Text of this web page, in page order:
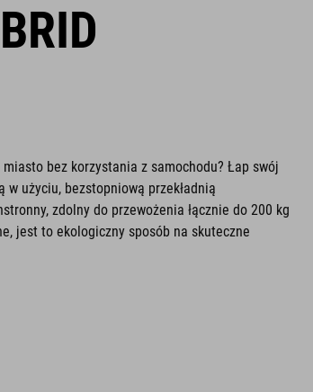
bez korzystania z samochodu? Łap swój
w użyciu, bezstopniową przekładnią
zdolny do przewożenia łącznie do 200 kg
jest to ekologiczny sposób na skuteczne